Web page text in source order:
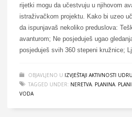
rijetki mogu da učestvuju u njihovom
istraživačkom projektu. Kako bi uzeo
da ispunjavaš nekoliko preduslova:
avanturom; Ne posjeduješ ugao
posjeduješ svih 360 stepeni kružnice;
OBJAVLJENO U IZVJEŠTAJI AKTIVNOSTI
TAGGED UNDER: NERETVA, PLANINA,
VODA